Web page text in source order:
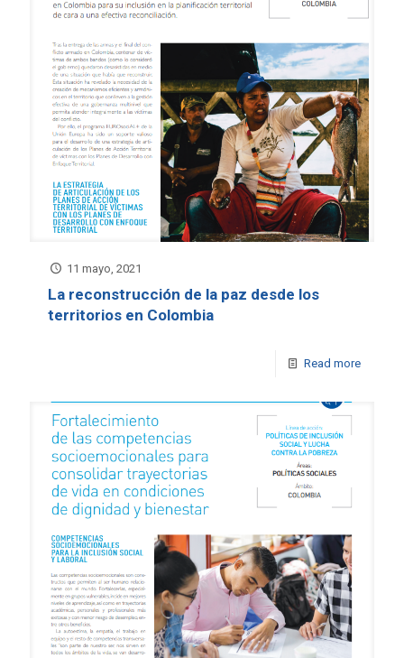
11 mayo, 2021
La reconstrucción de la paz desde los
territorios en Colombia
Read more